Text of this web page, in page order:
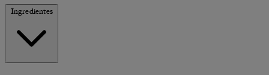
Ingredientes